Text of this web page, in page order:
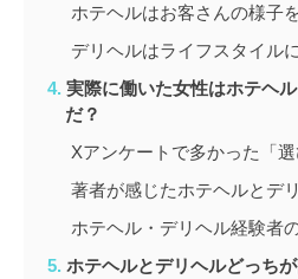
ホテヘルはお客さんの様子
デリヘルはライフスタイル
実際に働いた女性はホテヘ
だ？
Xアンケートで多かった「選
著者が感じたホテヘルとデ
ホテヘル・デリヘル経験者
ホテヘルとデリヘルどっち